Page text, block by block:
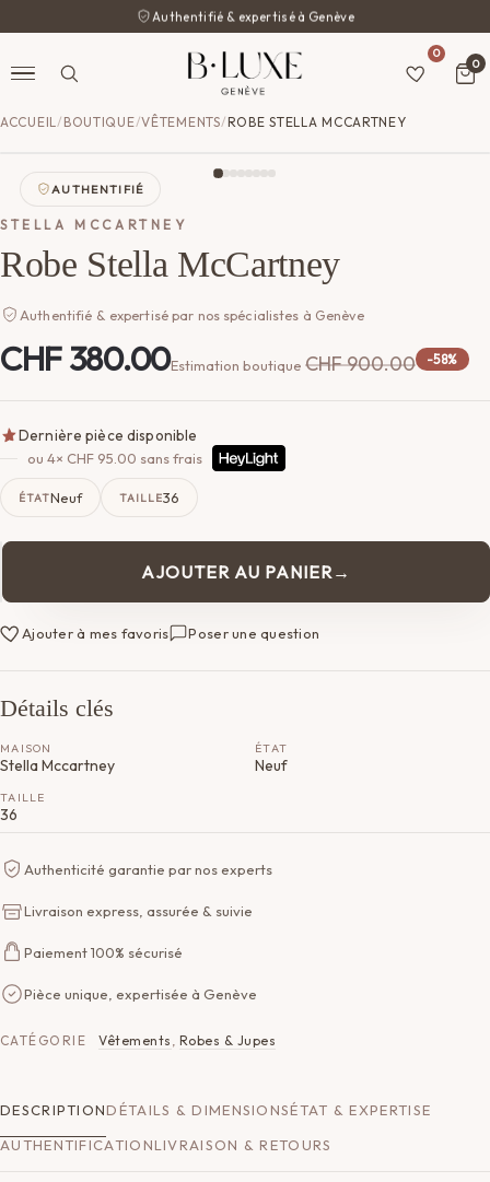
Authentifié & expertisé à Genève
0
0
ACCUEIL/ BOUTIQUE/VÊTEMENTS/ROBE STELLA MCCARTNEY
AUTHENTIFIÉ
STELLA MCCARTNEY
Robe Stella McCartney
Authentifié & expertisé par nos spécialistes à Genève
CHF380.00Estimation boutique CHF900.00 -58%
Dernière pièce disponible
ou 4× CHF 95.00 sans frais
ÉTATNeuf TAILLE36
de
Robe
Stella
AJOUTER AU PANIER
Ajouter à mes favoris Poser une question
Détails clés
MAISON
Stella Mccartney
ÉTAT
Neuf
TAILLE
36
Authenticité garantie par nos experts
Livraison express, assurée & suivie
Paiement 100% sécurisé
Pièce unique, expertisée à Genève
CATÉGORIE Vêtements , Robes & Jupes
DESCRIPTIONDÉTAILS & DIMENSIONSÉTAT & EXPERTISE
AUTHENTIFICATIONLIVRAISON & RETOURS